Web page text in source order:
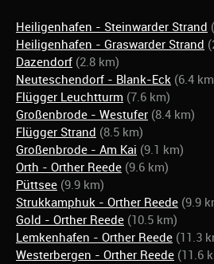
Heiligenhafen - Steinwarder Strand
Heiligenhafen - Graswarder Strand
Dazendorf (2.8 km)
Neuteschendorf - Blank-Eck (6.4
Flügger Leuchtturm (7.6 km)
Großenbrode - Westufer (8.4 km)
Flügger Strand (8.5 km)
Großenbrode - Am Kai (9.1 km)
Orth - Orther Reede (9.6 km)
Püttsee (9.9 km)
Strukkamphuk - Orther Reede (9.9
Gold - Orther Reede (10.5 km)
Lemkenhafen - Orther Reede (11.3
Westerbergen - Orther Reede (11.6